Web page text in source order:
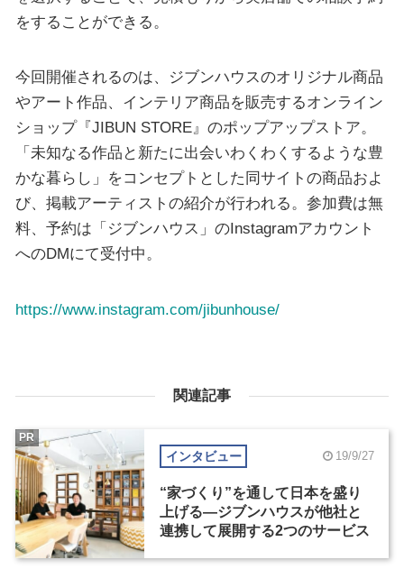
をすることができる。
今回開催されるのは、ジブンハウスのオリジナル商品
やアート作品、インテリア商品を販売するオンライン
ショップ『JIBUN STORE』のポップアップストア。
「未知なる作品と新たに出会いわくわくするような豊
かな暮らし」をコンセプトとした同サイトの商品およ
び、掲載アーティストの紹介が行われる。参加費は無
料、予約は「ジブンハウス」のInstagramアカウント
へのDMにて受付中。
https://www.instagram.com/jibunhouse/
関連記事
インタビュー 19/9/27
“家づくり”を通して日本を盛り
上げる―ジブンハウスが他社と
連携して展開する2つのサービス
PR